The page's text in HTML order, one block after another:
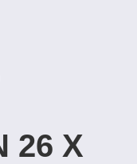
26 X